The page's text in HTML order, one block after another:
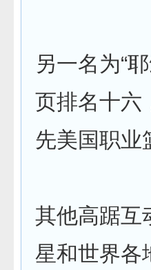
另一名为“
页排名十六
先美国职业
其他高踞互
星和世界各